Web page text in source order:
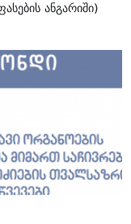
ანგარიში)